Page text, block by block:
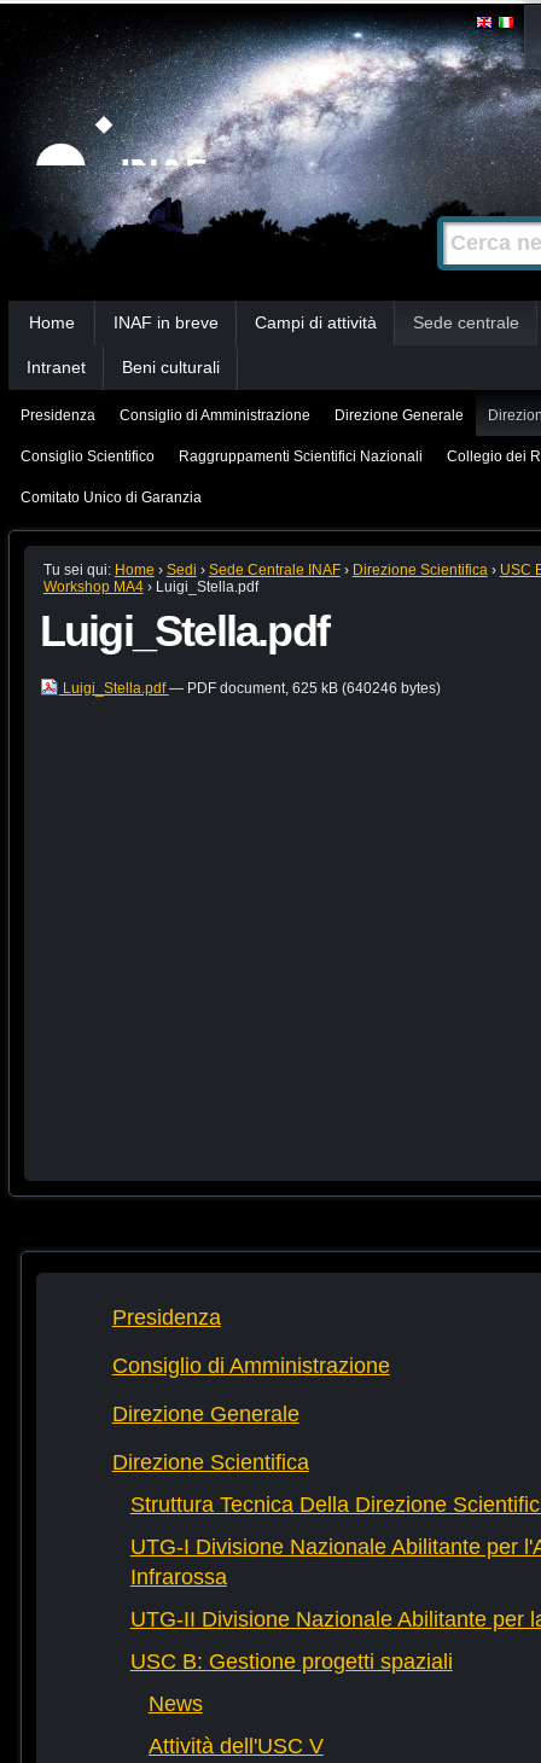
Strumenti
personali
Salta
contenuti.
|
Salta
alla
navigazione
Cerca nel
Ricerca
avanzata…
Home INAF in breve Campi di attività Sede centrale
Intranet Beni culturali
Presidenza Consiglio di Amministrazione Direzione Generale
Consiglio Scientifico Raggruppamenti Scientifici Nazionali Collegio dei
Comitato Unico di Garanzia
Tu sei qui: Home › Sedi › Sede Centrale INAF › Direzione Scientifica › USC
Workshop MA4 › Luigi_Stella.pdf
Luigi_Stella.pdf
Luigi_Stella.pdf— PDF document, 625 kB (640246 bytes)
Presidenza
Consiglio di Amministrazione
Direzione Generale
Direzione Scientifica
Struttura Tecnica Della Direzione
UTG-I Divisione Nazionale Abilitante per
Infrarossa
UTG-II Divisione Nazionale Abilitante per
USC B: Gestione progetti spaziali
News
Attività dell'USC V